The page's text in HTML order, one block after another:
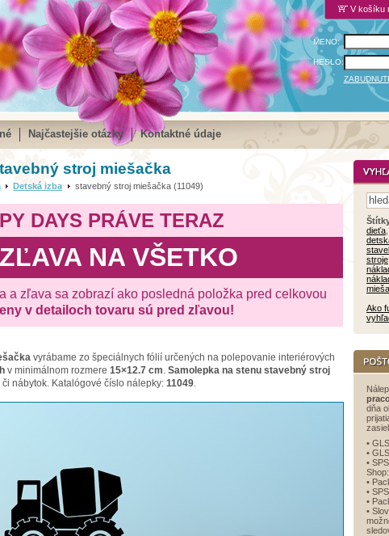
V košíku
MENO:
HESLO:
Najčastejšie otázky Kontaktné údaje
stroj miešačka
Detská izba stavebný stroj miešačka (11049)
DAYS PRÁVE TERAZ
NA VŠETKO
a zľava sa zobrazí ako posledná položka pred celkovou
v detailoch tovaru sú pred zľavou!
vyrábame zo špeciálnych fólií určených na polepovanie interiérových
v minimálnom rozmere 15×12.7 cm. Samolepka na stenu stavebný stroj
nábytok. Katalógové číslo nálepky: 11049.
dieťa
stroje
Ako
dňa
•
•
•
Shop:
•
•
•
•